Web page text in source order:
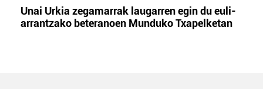
Unai Urkia zegamarrak laugarren egin du euli-
arrantzako beteranoen Munduko Txapelketan